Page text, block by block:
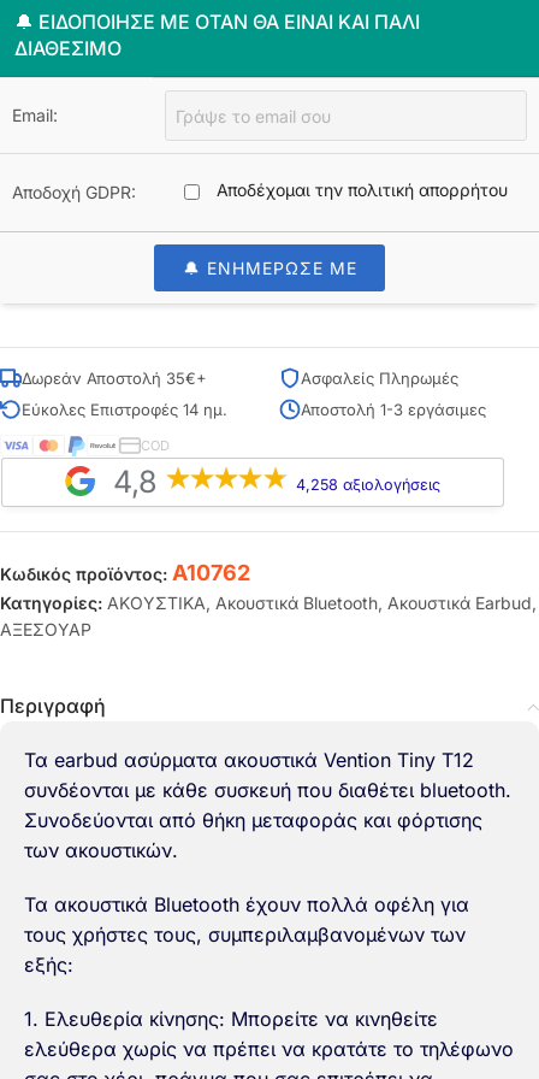
🔔 ΕΙΔΟΠΟΊΗΣΈ ΜΕ ΌΤΑΝ ΘΑ ΕΊΝΑΙ ΚΑΙ ΠΆΛΙ
ΔΙΑΘΈΣΙΜΟ
Email:
Αποδοχή GDPR: Αποδέχομαι την πολιτική απορρήτου
🔔 ΕΝΗΜΕΡΩΣΕ ΜΕ
Δωρεάν Αποστολή 35€+
Ασφαλείς Πληρωμές
Εύκολες Επιστροφές 14 ημ.
Αποστολή 1-3 εργάσιμες
COD
4,8 4,258 αξιολογήσεις
Κωδικός προϊόντος: A10762
Κατηγορίες: ΑΚΟΥΣΤΙΚΑ, Ακουστικά Bluetooth, Ακουστικά Earbud,
ΑΞΕΣΟΥΑΡ
Περιγραφή
Τα earbud ασύρματα ακουστικά Vention Tiny T12
συνδέονται με κάθε συσκευή που διαθέτει bluetooth.
Συνοδεύονται από θήκη μεταφοράς και φόρτισης
των ακουστικών.
Τα ακουστικά Bluetooth έχουν πολλά οφέλη για
τους χρήστες τους, συμπεριλαμβανομένων των
εξής:
1. Ελευθερία κίνησης: Μπορείτε να κινηθείτε
ελεύθερα χωρίς να πρέπει να κρατάτε το τηλέφωνο